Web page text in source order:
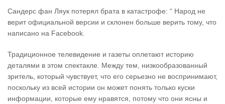
Сандерс фан Ляук потерял брата в катастрофе: “ Народ не
верит официальной версии и склонен больше верить тому, что
написано на Facebook.
Традиционное телевидение и газеты оплетают историю
деталями в этом спектакле. Между тем, низкообразованный
зритель, который чувствует, что его серьезно не воспринимают,
поскольку из всей истории он может понять только куски
информации, которые ему нравятся, потому что они ясны и